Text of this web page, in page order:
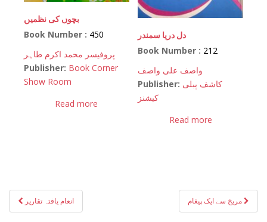
بچوں کی نظمیں
Book Number : 450
پروفیسر محمد اکرم طاہر
Publisher: Book Corner
Show Room
Read more
دل دریا سمندر
Book Number : 212
واصف علی واصف
Publisher: کاشف پبلی
کیشنز
Read more
Post
navigation
انعام یافتہ تقاریر